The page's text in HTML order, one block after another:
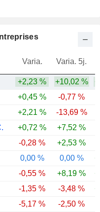
Varia. Varia. 5j.
+2,23 % +10,02 %
+0,45 % -0,77 %
+2,21 % -13,69 %
+0,72 % +7,52 %
-0,28 % +2,53 %
0,00 % 0,00 %
-0,55 % +8,19 %
-1,35 % -3,48 %
-5,17 % -2,50 %